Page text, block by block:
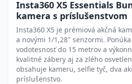
Insta360 X5 Essentials
kamera s príslušenstvom
Insta360 X5 je prémiová akčná
a novými 1/1,28" senzormi.
vodotesnosť do 15 metrov a
kvalitné zábery aj za zlého
obsahuje kameru, selfie tyč, dva
príslušenstvo.